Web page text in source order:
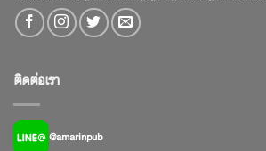
ติดต่อเรา
@amarinpub